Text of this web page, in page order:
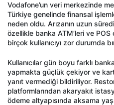
Vodafone’un veri merkezinde
Türkiye genelinde finansal
neden oldu. Arızanın uzun
özellikle banka ATM’leri ve
birçok kullanıcıyı zor durumda
Kullanıcılar gün boyu farklı
yapmakta güçlük çekiyor ve
yanıt vermediği bildiriliyor.
platformlarından akaryakıt
ödeme altyapısında aksama